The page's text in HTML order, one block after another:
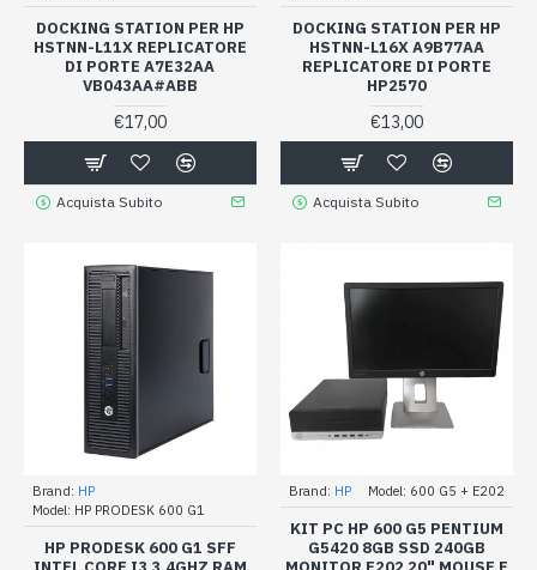
DOCKING STATION PER HP
HSTNN-L11X REPLICATORE
DI PORTE A7E32AA
VB043AA#ABB
€17,00
Acquista Subito
DOCKING STATION PER HP
HSTNN-L16X A9B77AA
REPLICATORE DI PORTE
HP2570
€13,00
Acquista Subito
Brand: HP
Model: HP PRODESK 600 G1
HP PRODESK 600 G1 SFF
Brand: HP Model: 600 G5 + E202
KIT PC HP 600 G5 PENTIUM
G5420 8GB SSD 240GB